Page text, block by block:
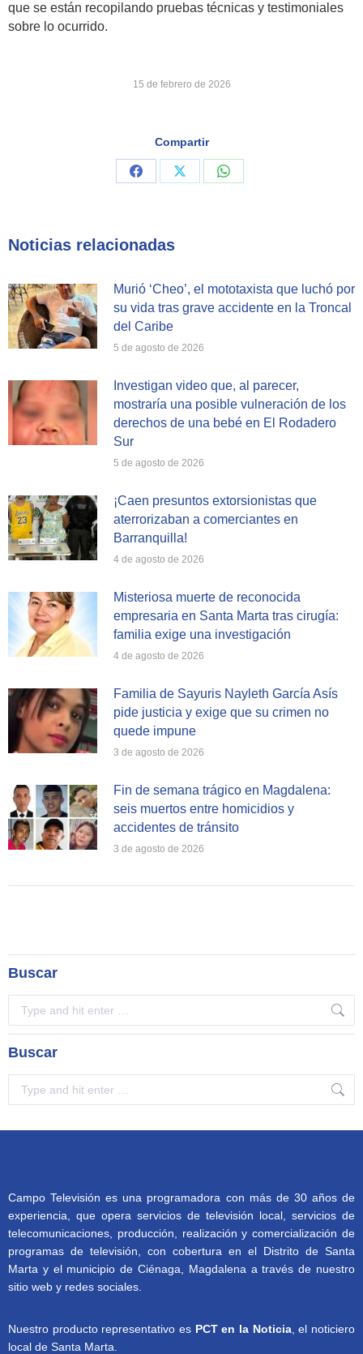
que se están recopilando pruebas técnicas y testimoniales
sobre lo ocurrido.
15 de febrero de 2026
Compartir
Share
Share
Share
Noticias relacionadas
Murió ‘Cheo’, el mototaxista que luchó por
su vida tras grave accidente en la Troncal
del Caribe
5 de agosto de 2026
Investigan video que, al parecer,
mostraría una posible vulneración de los
derechos de una bebé en El Rodadero
Sur
5 de agosto de 2026
¡Caen presuntos extorsionistas que
aterrorizaban a comerciantes en
Barranquilla!
4 de agosto de 2026
Misteriosa muerte de reconocida
empresaria en Santa Marta tras cirugía:
familia exige una investigación
4 de agosto de 2026
Familia de Sayuris Nayleth García Asís
pide justicia y exige que su crimen no
quede impune
3 de agosto de 2026
Fin de semana trágico en Magdalena:
seis muertos entre homicidios y
accidentes de tránsito
3 de agosto de 2026
Buscar
Buscar
Campo Televisión es una programadora con más de 30 años de
experiencia, que opera servicios de televisión local, servicios de
telecomunicaciones, producción, realización y comercialización de
programas de televisión, con cobertura en el Distrito de Santa
Marta y el municipio de Ciénaga, Magdalena a través de nuestro
sitio web y redes sociales.
Nuestro producto representativo es PCT en la Noticia, el noticiero
local de Santa Marta.